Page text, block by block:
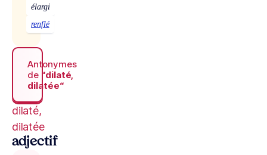
élargi
renflé
Antonymes
de “dilaté,
dilatée“
dilaté,
dilatée
adjectif